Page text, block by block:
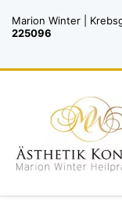
Marion Winter |
225096